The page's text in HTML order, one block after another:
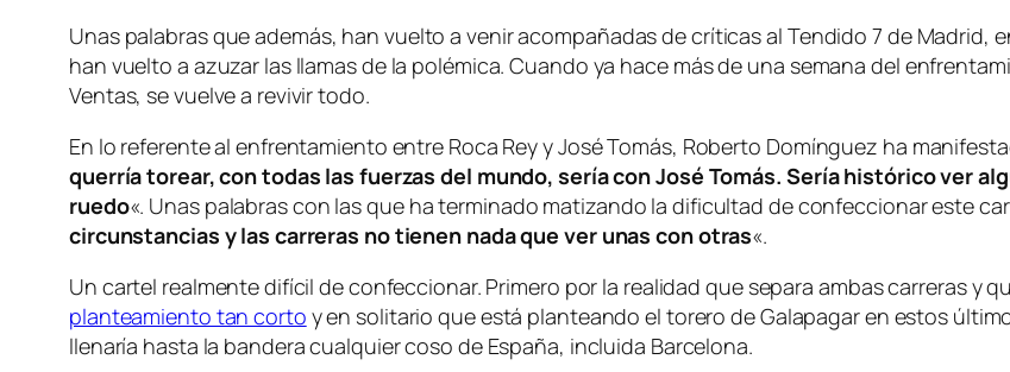
Unas palabras que además, han vuelto a venir acompañadas de críticas al Tendido 7 de
han vuelto a azuzar las llamas de la polémica. Cuando ya hace más de una semana del
Ventas, se vuelve a revivir todo.
En lo referente al enfrentamiento entre Roca Rey y José Tomás, Roberto Domínguez ha
querría torear, con todas las fuerzas del mundo, sería con José Tomás. Sería histórico ver
ruedo«. Unas palabras con las que ha terminado matizando la dificultad de confeccionar este
circunstancias y las carreras no tienen nada que ver unas con otras«.
Un cartel realmente difícil de confeccionar. Primero por la realidad que separa ambas carreras y
planteamiento tan corto y en solitario que está planteando el torero de Galapagar en estos
llenaría hasta la bandera cualquier coso de España, incluida Barcelona.